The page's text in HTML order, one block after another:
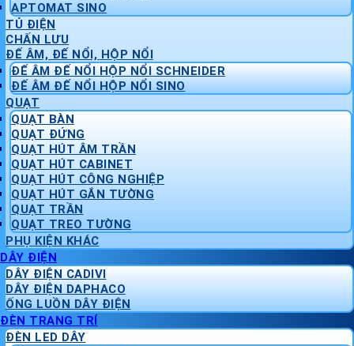
APTOMAT SINO
TỦ ĐIỆN
CHẤN LƯU
ĐẾ ÂM, ĐẾ NỔI, HỘP NỔI
ĐẾ ÂM ĐẾ NỔI HỘP NỔI SCHNEIDER
ĐẾ ÂM ĐẾ NỔI HỘP NỔI SINO
QUẠT
QUẠT BÀN
QUẠT ĐỨNG
QUẠT HÚT ÂM TRẦN
QUẠT HÚT CABINET
QUẠT HÚT CÔNG NGHIỆP
QUẠT HÚT GẮN TƯỜNG
QUẠT TRẦN
QUẠT TREO TƯỜNG
PHỤ KIỆN KHÁC
DÂY ĐIỆN
DÂY ĐIỆN CADIVI
DÂY ĐIỆN DAPHACO
ỐNG LUỒN DÂY ĐIỆN
ĐÈN TRANG TRÍ
ĐÈN LED DÂY